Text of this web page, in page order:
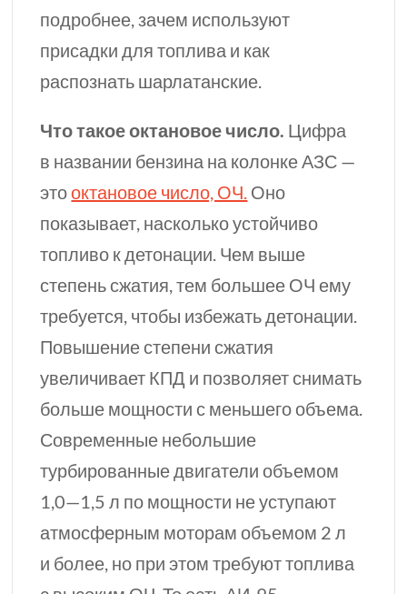
подробнее, зачем используют
присадки для топлива и как
распознать шарлатанские.
Что такое октановое число. Цифра
в названии бензина на колонке АЗС —
этооктановое число, ОЧ. Оно
показывает, насколько устойчиво
топливо к детонации. Чем выше
степень сжатия, тем большее ОЧ ему
требуется, чтобы избежать детонации.
Повышение степени сжатия
увеличивает КПД и позволяет снимать
больше мощности с меньшего объема.
Современные небольшие
турбированные двигатели объемом
1,0—1,5 л по мощности не уступают
атмосферным моторам объемом 2 л
и более, но при этом требуют топлива